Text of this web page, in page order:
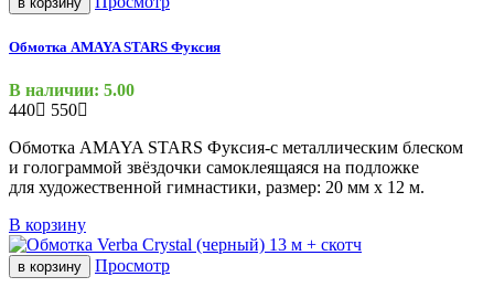
Обмотка AMAYA STARS Фуксия
В наличии: 5.00
440
550
Обмотка AMAYA STARS Фуксия-с металлическим блеском
и голограммой звёздочки самоклеящаяся на подложке
для художественной гимнастики, размер: 20 мм х 12 м.
В корзину
в корзину Просмотр